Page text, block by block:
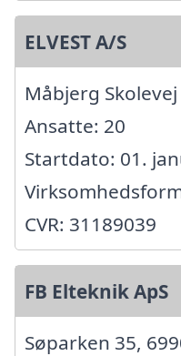
ELVEST A/S
Måbjerg
Ansatte: 20
Startdato: 01.
CVR: 31189039
FB Elteknik ApS
Søparken 35,